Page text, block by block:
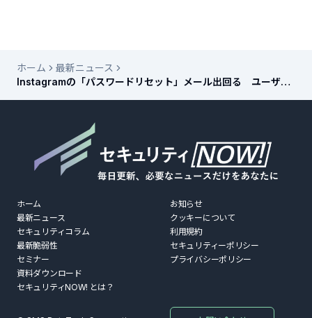
ホーム
最新ニュース
Instagramの「パスワードリセット」メール出回る ユーザー
ホーム
最新ニュース
セキュリティコラム
最新脆弱性
セミナー
資料ダウンロード
セキュリティNOW! とは？
お知らせ
クッキーについて
利用規約
セキュリティーポリシー
プライバシーポリシー